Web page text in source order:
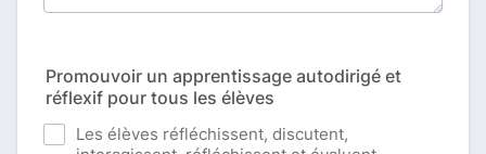
Promouvoir un apprentissage autodirigé et
réflexif pour tous les élèves
Les élèves réfléchissent, discutent,